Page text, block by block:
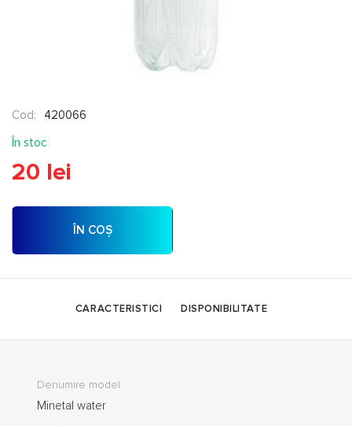
Cod:
420066
În stoc
20 lei
ÎN COȘ
CARACTERISTICI DISPONIBILITATE
Denumire model
Minetal water